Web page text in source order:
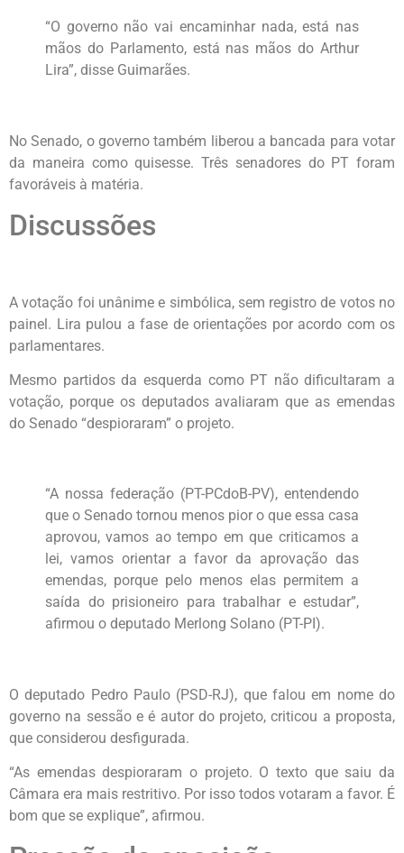
“O governo não vai encaminhar nada, está nas
mãos do Parlamento, está nas mãos do Arthur
Lira”, disse Guimarães.
No Senado, o governo também liberou a bancada para votar
da maneira como quisesse. Três senadores do PT foram
favoráveis à matéria.
Discussões
A votação foi unânime e simbólica, sem registro de votos no
painel. Lira pulou a fase de orientações por acordo com os
parlamentares.
Mesmo partidos da esquerda como PT não dificultaram a
votação, porque os deputados avaliaram que as emendas
do Senado “despioraram” o projeto.
“A nossa federação (PT-PCdoB-PV), entendendo
que o Senado tornou menos pior o que essa casa
aprovou, vamos ao tempo em que criticamos a
lei, vamos orientar a favor da aprovação das
emendas, porque pelo menos elas permitem a
saída do prisioneiro para trabalhar e estudar”,
afirmou o deputado Merlong Solano (PT-PI).
O deputado Pedro Paulo (PSD-RJ), que falou em nome do
governo na sessão e é autor do projeto, criticou a proposta,
que considerou desfigurada.
“As emendas despioraram o projeto. O texto que saiu da
Câmara era mais restritivo. Por isso todos votaram a favor. É
bom que se explique”, afirmou.